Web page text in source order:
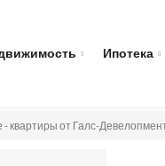
Ипотека
квартиры от Галс-